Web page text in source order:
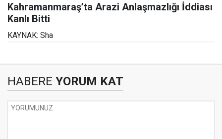
Kahramanmaraş’ta Arazi Anlaşmazlığı İddiası
Kanlı Bitti
KAYNAK: Sha
HABERE YORUM KAT